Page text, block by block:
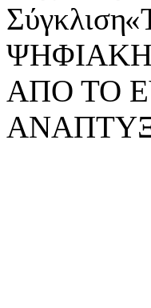
ΑΠΟ ΤΟ